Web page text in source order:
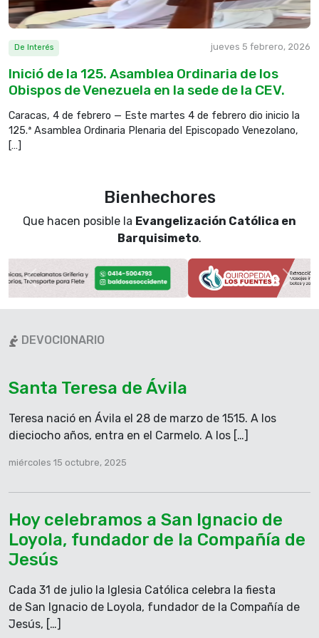
El Señor reina eternamente, tiene establecido un
tribunal para juzgar, juzga al orbe con justicia y rige
a las naciones con rectitud. R.
El Señor es refugio del oprimido, su refugio en los
conocen, porque tú, Señor, no abandonas a los que
te buscan. R.
cuenten sus maravillas a los pueblos, porque el
Señor pide cuentas de la vida y no olvida los gritos
de los oprimidos. R.
Evangelio del día
Del santo Evangelio según san
Mateo 17, 14-20
En aquel tiempo, al llegar Jesús a donde estaba la
Le dan ataques terribles. Unas veces se cae en la
discípulos, pero no han podido curarlo».
Entonces Jesús exclamó: «¿Hasta cuándo estaré
con esta gente incrédula y perversa? ¿Hasta
muchacho». Jesús ordenó al demonio que saliera
del muchacho, y desde ese momento éste quedó
sano.
Después, al quedarse solos con Jesús, los discípulos
le preguntaron: «¿Por qué nosotros no pudimos
«Porque les falta fe. Pues yo les aseguro que si
ustedes tuvieran fe al menos del tamaño de una
semilla de mostaza, podrían decirle a ese monte:
De Interés jueves 5 febrero, 2026
Inició de la 125. Asamblea Ordinaria de los
Obispos de Venezuela en la sede de la CEV.
Caracas, 4 de febrero — Este martes 4 de febrero dio inicio la
125.ª Asamblea Ordinaria Plenaria del Episcopado Venezolano,
[…]
Bienhechores
Que hacen posible la Evangelización Católica en
Barquisimeto.
Anterior
DEVOCIONARIO
Santa Teresa de Ávila
Teresa nació en Ávila el 28 de marzo de 1515. A los
dieciocho años, entra en el Carmelo. A los […]
miércoles 15 octubre, 2025
Hoy celebramos a San Ignacio de
Loyola, fundador de la Compañía de
Jesús
Cada 31 de julio la Iglesia Católica celebra la fiesta
de San Ignacio de Loyola, fundador de la Compañía de
Jesús, […]